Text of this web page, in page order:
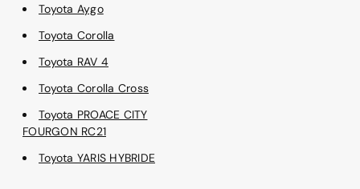
Toyota Aygo
Toyota Corolla
Toyota RAV 4
Toyota Corolla Cross
Toyota PROACE CITY
FOURGON RC21
Toyota YARIS HYBRIDE